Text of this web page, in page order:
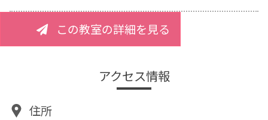
この教室の詳細を見る
アクセス情報
住所